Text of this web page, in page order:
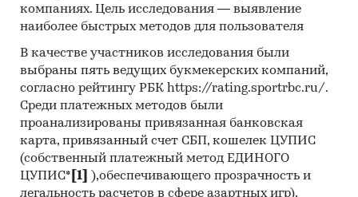
к запуску.
Объект исследования
Конкуренты сервиса Пакет в России.
Метод сбора и анализа данных
Анализа финансово-хозяйственной
деятельности производителей:сведения о
компаниях. Цель исследования — выявление
наиболее быстрых методов для пользователя
В качестве участников исследования были
выбраны пять ведущих букмекерских компаний,
согласно рейтингу РБК https://rating.sportrbc.ru/.
Среди платежных методов были
проанализированы привязанная банковская
карта, привязанный счет СБП, кошелек ЦУПИС
(собственный платежный метод ЕДИНОГО
ЦУПИС* [1]
),обеспечивающего прозрачность и
легальность расчетов в сфере азартных игр),